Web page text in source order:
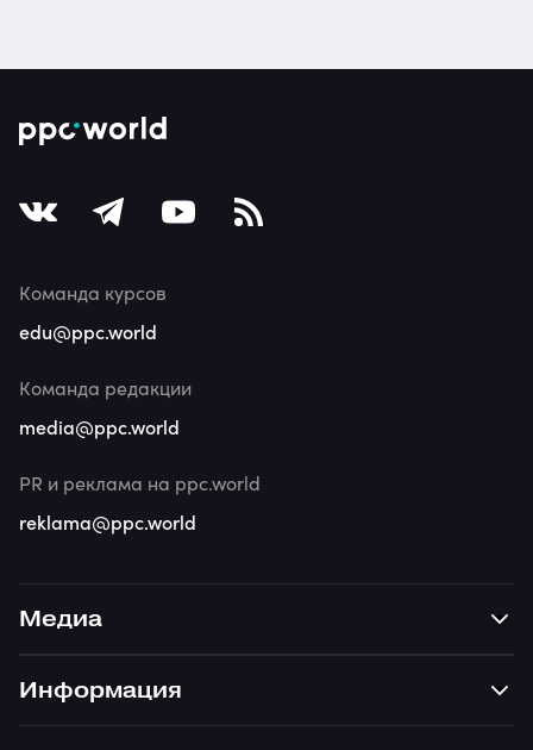
Медиа
Информация
Команда курсов
edu@ppc.world
Команда редакции
media@ppc.world
PR и реклама на ppc.world
reklama@ppc.world